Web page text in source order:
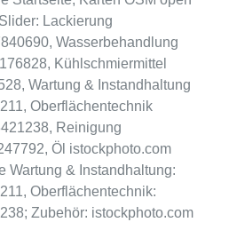
Slider: Lackierung
Wasserbehandlung
Kühlschmiermittel
Wartung & Instandhaltung
Oberflächentechnik
Reinigung
Öl istockphoto.com
Wartung & Instandhaltung:
Oberflächentechnik:
Zubehör: istockphoto.com